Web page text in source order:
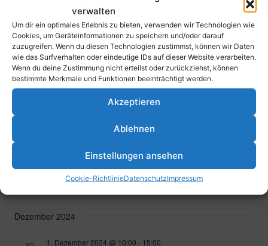
verwalten
Um dir ein optimales Erlebnis zu bieten, verwenden wir Technologien wie
Cookies, um Geräteinformationen zu speichern und/oder darauf
zuzugreifen. Wenn du diesen Technologien zustimmst, können wir Daten
wie das Surfverhalten oder eindeutige IDs auf dieser Website verarbeiten.
Wenn du deine Zustimmung nicht erteilst oder zurückziehst, können
bestimmte Merkmale und Funktionen beeinträchtigt werden.
Akzeptieren
Ablehnen
Einstellungen ansehen
Cookie-RichtlinieDatenschutzImpressum
TFC – TEC Darmstadt (1. Herren)
Sportpark Südwest, Erich-Reimann-Straße 24, 67061
Ludwigshafen am Rhein, Deutschland
SO.
24 TFC – Rüsselsheimer RK2 (1. Herren)
24. November 2024 @ 18:30- 19:30
Open Weekend
Parkstraße 43, 67061 Ludwigshafen am Rhein, Deutschland
Dezember 2024
1. Dezember 2024 @ 10:00 - 15:00